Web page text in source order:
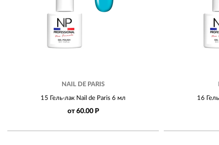
NAIL DE PARIS
15 Гель-лак Nail de Paris 6 мл
от 60.00 Р
16